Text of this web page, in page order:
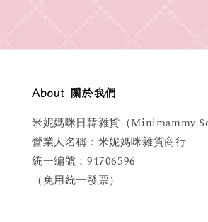
About 關於我們
米妮媽咪日韓雜貨（Minimammy
營業人名稱：米妮媽咪雜貨商行
統一編號：91706596
（免用統一發票）